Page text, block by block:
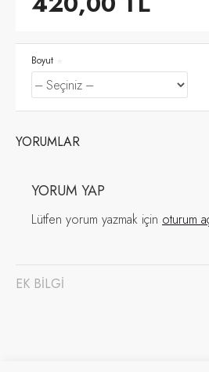
Boyut
YORUMLAR
YORUM YAP
Lütfen yorum yazmak için oturum
EK BILGI